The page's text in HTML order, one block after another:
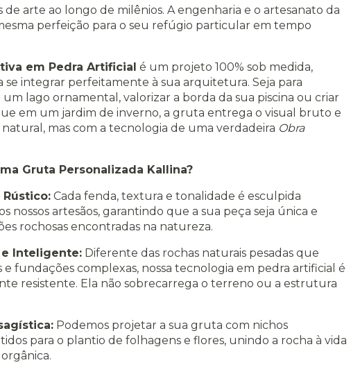
de arte ao longo de milênios. A engenharia e o artesanato da
perfeição para o seu refúgio particular em tempo
em Pedra Artificial é um projeto 100% sob medida,
se integrar perfeitamente à sua arquitetura. Seja para
lago ornamental, valorizar a borda da sua piscina ou criar
em um jardim de inverno, a gruta entrega o visual bruto e
mas com a tecnologia de uma verdadeira Obra
Gruta Personalizada Kallina?
Cada fenda, textura e tonalidade é esculpida
nossos artesãos, garantindo que a sua peça seja única e
rochosas encontradas na natureza.
e Inteligente: Diferente das rochas naturais pesadas que
fundações complexas, nossa tecnologia em pedra artificial é
resistente. Ela não sobrecarrega o terreno ou a estrutura
Podemos projetar a sua gruta com nichos
para o plantio de folhagens e flores, unindo a rocha à vida